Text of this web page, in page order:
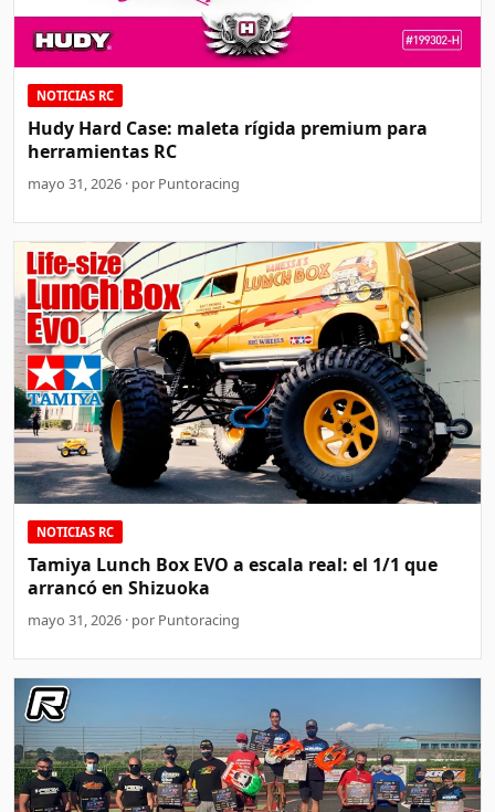
NOTICIAS RC
Hudy Hard Case: maleta rígida premium para
herramientas RC
mayo 31, 2026 · por Puntoracing
NOTICIAS RC
Tamiya Lunch Box EVO a escala real: el 1/1 que
arrancó en Shizuoka
mayo 31, 2026 · por Puntoracing